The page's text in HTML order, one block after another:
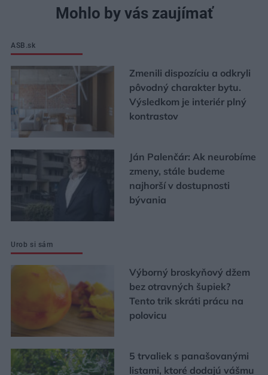
Mohlo by vás zaujímať
ASB.sk
Zmenili dispozíciu a odkryli
pôvodný charakter bytu.
Výsledkom je interiér plný
kontrastov
Ján Palenčár: Ak neurobíme
zmeny, stále budeme
najhorší v dostupnosti
bývania
Urob si sám
Výborný broskyňový džem
bez otravných šupiek?
Tento trik skráti prácu na
polovicu
5 trvaliek s panašovanými
listami, ktoré dodajú vášmu